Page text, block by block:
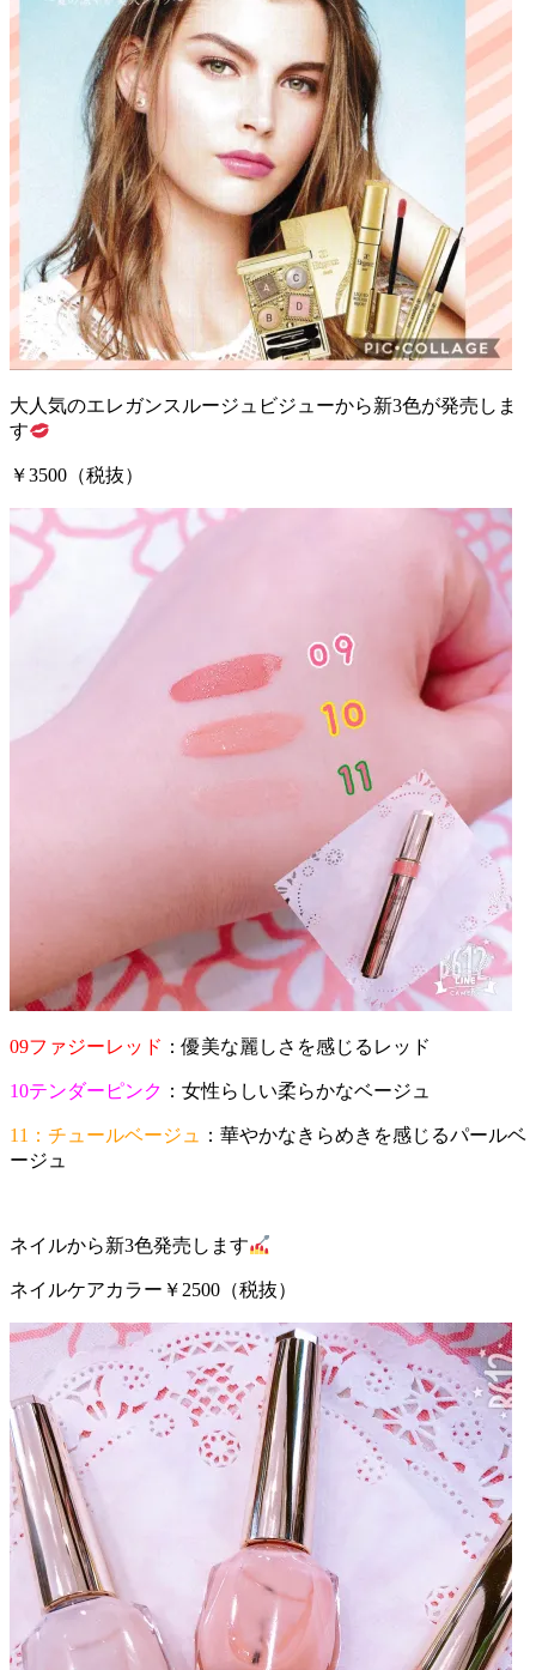
大人気のエレガンスルージュビジューから新3色が発売しま
す
￥3500（税抜）
09ファジーレッド ：優美な麗しさを感じるレッド
10テンダーピンク ：女性らしい柔らかなベージュ
11：チュールベージュ
：華やかなきらめきを感じるパールベ
ージュ
ネイルから新3色発売します
ネイルケアカラー￥2500（税抜）